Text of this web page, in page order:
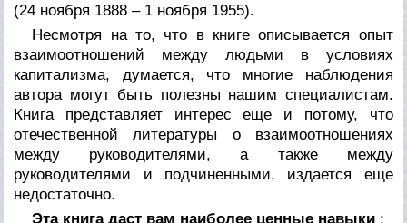
(24 ноября 1888 – 1 ноября 1955).
Несмотря на то, что в книге описывается опыт
взаимоотношений между людьми в условиях
капитализма, думается, что многие наблюдения
автора могут быть полезны нашим специалистам.
Книга представляет интерес еще и потому, что
отечественной литературы о взаимоотношениях
между руководителями, а также между
руководителями и подчиненными, издается еще
недостаточно.
Эта книга даст вам наиболее ценные навыки :